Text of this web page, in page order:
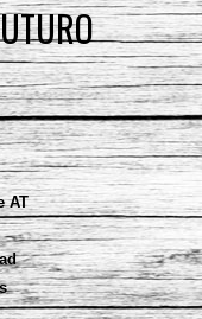
AT